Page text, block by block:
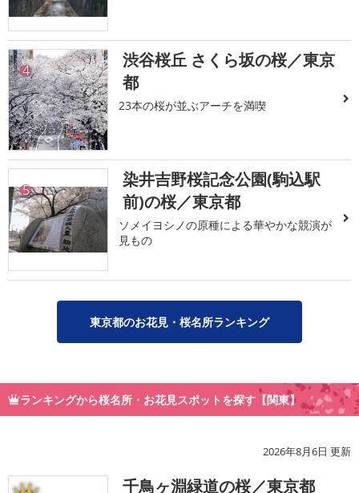
4
渋谷桜丘 さくら坂の桜／東京
都
23本の桜が並ぶアーチを満喫
5
染井吉野桜記念公園(駒込駅
前)の桜／東京都
ソメイヨシノの原種による華やかな競演が
見もの
東京都のお花見・桜名所ランキング
ランキングから桜名所・お花見スポットを探す【関東】
2026年8月6日 更新
千鳥ヶ淵緑道の桜／東京都